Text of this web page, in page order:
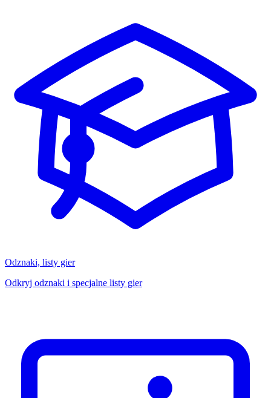
Odznaki, listy gier
Odkryj odznaki i specjalne listy gier